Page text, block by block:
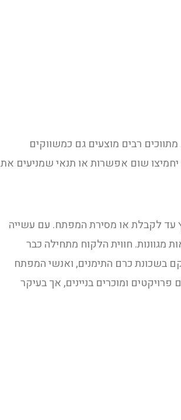
רבים מוצעים גם כמשווקים
יחמיצו שום אפשרות או תנאי שמניעים את
עד לקבלת או מסירת המפתח. עם עשייה
מגוונות. חווית הלקוח מתחילה כבר
בשכונת כרם התימנים, ואנשי המפתח
פרויקטים ומוכרים בניינים, אך בעיקר